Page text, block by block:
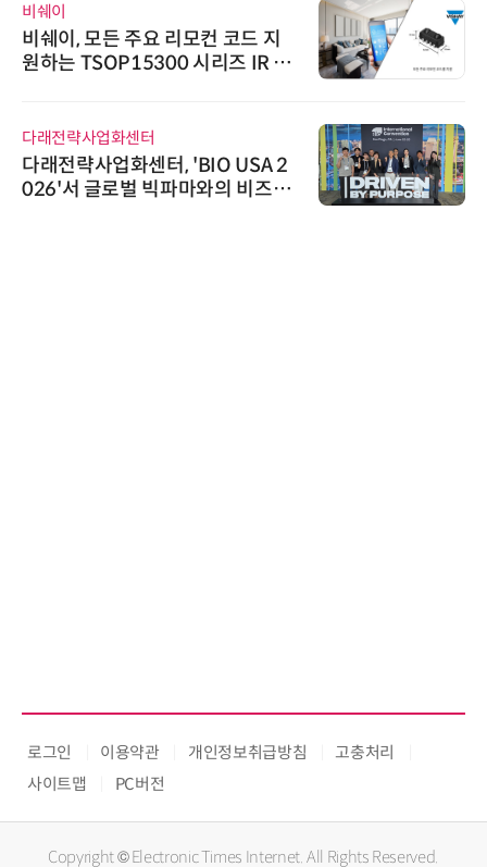
컨 코드 지
리즈 IR 수
'BIO USA 2
와의 비즈니
AIPD
“특허분석도 AI와 함
'AX' 시대 본격화, 지
AI IP데이터분석사 탄
로옴세미컨덕터코리아
로옴, 발진 출력 4배
라헤르츠파 발진 디바
로그인 이용약관 개인정보취급방침
고충처리
사이트맵
PC버전
Copyright © Electronic Times Internet. All Rights Reserved.